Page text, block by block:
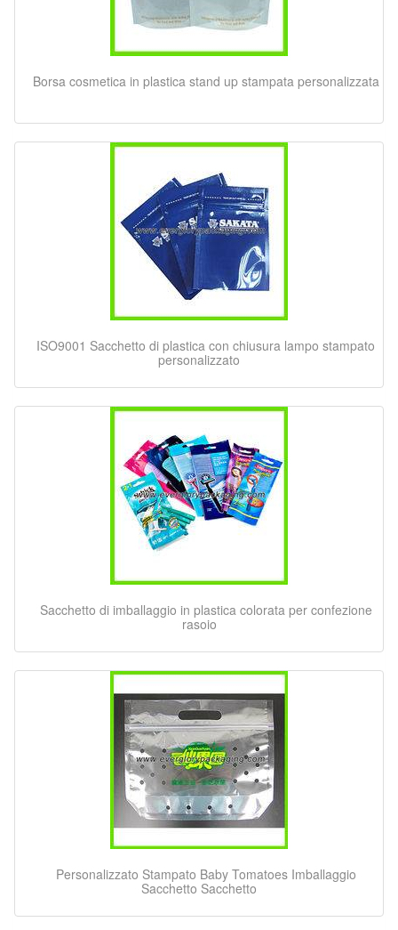
Borsa cosmetica in plastica stand up stampata personalizzata
ISO9001 Sacchetto di plastica con chiusura lampo stampato
personalizzato
Sacchetto di imballaggio in plastica colorata per confezione
rasoio
Personalizzato Stampato Baby Tomatoes Imballaggio
Sacchetto Sacchetto